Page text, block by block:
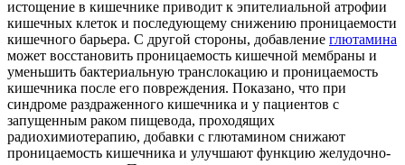
истощение в кишечнике приводит к эпителиальной атрофии
кишечных клеток и последующему снижению проницаемости
кишечного барьера. С другой стороны, добавление глютамина
может восстановить проницаемость кишечной мембраны и
уменьшить бактериальную транслокацию и проницаемость
кишечника после его повреждения. Показано, что при
синдроме раздраженного кишечника и у пациентов с
запущенным раком пищевода, проходящих
радиохимиотерапию, добавки с глютамином снижают
проницаемость кишечника и улучшают функцию желудочно-